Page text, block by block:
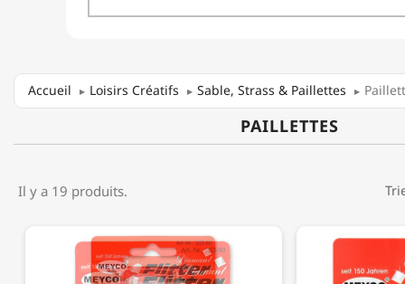
Accueil Loisirs Créatifs Sable, Strass & Paillettes
PAILLETTES
Il y a 19 produits.